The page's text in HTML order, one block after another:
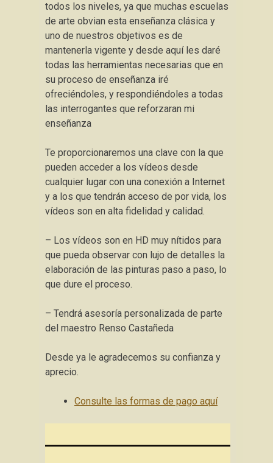
todos los niveles, ya que muchas escuelas
de arte obvian esta enseñanza clásica y
uno de nuestros objetivos es de
mantenerla vigente y desde aquí les daré
todas las herramientas necesarias que en
su proceso de enseñanza iré
ofreciéndoles, y respondiéndoles a todas
las interrogantes que reforzaran mi
enseñanza
Te proporcionaremos una clave con la que
pueden acceder a los vídeos desde
cualquier lugar con una conexión a Internet
y a los que tendrán acceso de por vida, los
vídeos son en alta fidelidad y calidad.
– Los vídeos son en HD muy nítidos para
que pueda observar con lujo de detalles la
elaboración de las pinturas paso a paso, lo
que dure el proceso.
– Tendrá asesoría personalizada de parte
del maestro Renso Castañeda
Desde ya le agradecemos su confianza y
aprecio.
Consulte las formas de pago aquí